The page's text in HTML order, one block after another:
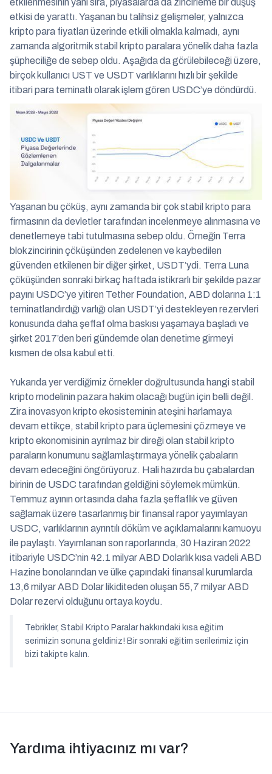
etkisi de yarattı. Yaşanan bu talihsiz gelişmeler, yalnızca
kripto para fiyatları üzerinde etkili olmakla kalmadı, aynı
zamanda algoritmik stabil kripto paralara yönelik daha fazla
şüpheciliğe de sebep oldu. Aşağıda da görülebileceği üzere,
birçok kullanıcı UST ve USDT varlıklarını hızlı bir şekilde
itibari para teminatlı olarak işlem gören USDC’ye döndürdü.
Yaşanan bu çöküş, aynı zamanda bir çok stabil kripto para
firmasının da devletler tarafından incelenmeye alınmasına ve
denetlemeye tabi tutulmasına sebep oldu. Örneğin Terra
blokzincirinin çöküşünden zedelenen ve kaybedilen
güvenden etkilenen bir diğer şirket, USDT’ydi. Terra Luna
çöküşünden sonraki birkaç haftada istikrarlı bir şekilde pazar
payını USDC’ye yitiren Tether Foundation, ABD dolarına 1:1
teminatlandırdığı varlığı olan USDT’yi destekleyen rezervleri
konusunda daha şeffaf olma baskısı yaşamaya başladı ve
şirket 2017’den beri gündemde olan denetime girmeyi
kısmen de olsa kabul etti.
Yukarıda yer verdiğimiz örnekler doğrultusunda hangi stabil
kripto modelinin pazara hakim olacağı bugün için belli değil.
Zira inovasyon kripto ekosisteminin ateşini harlamaya
devam ettikçe, stabil kripto para üçlemesini çözmeye ve
kripto ekonomisinin ayrılmaz bir direği olan stabil kripto
paraların konumunu sağlamlaştırmaya yönelik çabaların
devam edeceğini öngörüyoruz. Hali hazırda bu çabalardan
birinin de USDC tarafından geldiğini söylemek mümkün.
Temmuz ayının ortasında daha fazla şeffaflık ve güven
sağlamak üzere tasarlanmış bir finansal rapor yayımlayan
USDC, varlıklarının ayrıntılı döküm ve açıklamalarını kamuoyu
ile paylaştı. Yayımlanan son raporlarında, 30 Haziran 2022
itibariyle USDC’nin 42.1 milyar ABD Dolarlık kısa vadeli ABD
Hazine bonolarından ve ülke çapındaki finansal kurumlarda
13,6 milyar ABD Dolar likiditeden oluşan 55,7 milyar ABD
Dolar rezervi olduğunu ortaya koydu.
Tebrikler, Stabil Kripto Paralar hakkındaki kısa eğitim
serimizin sonuna geldiniz! Bir sonraki eğitim serilerimiz için
bizi takipte kalın.
Yardıma ihtiyacınız mı var?